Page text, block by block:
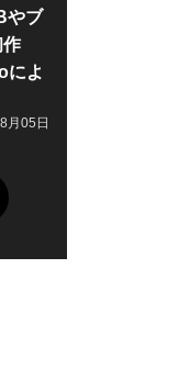
やブ
作
によ
月05日